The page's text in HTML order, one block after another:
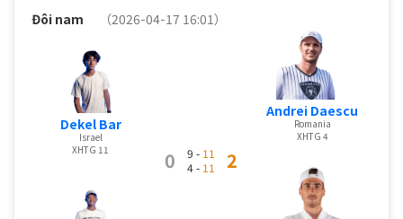
Đôi nam （2026-04-17 16:01）
Dekel Bar
Israel
XHTG 11
0 9 - 11
4 - 11 2
Andrei Daescu
Romania
XHTG 4